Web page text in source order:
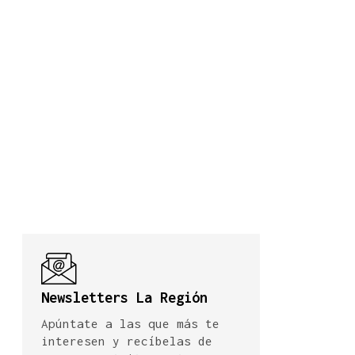
Newsletters La Región
Apúntate a las que más te
interesen y recíbelas de